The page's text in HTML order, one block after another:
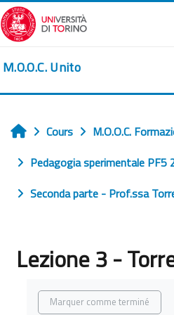
Passer au contenu principal
M.O.O.C. Unito
Accueil
Cours
M.O.O.C.
Pedagogia sperimentale PF5
Seconda parte - Prof.ssa
Lezione 3 -
Conditions d’achèvement
Marquer comme terminé